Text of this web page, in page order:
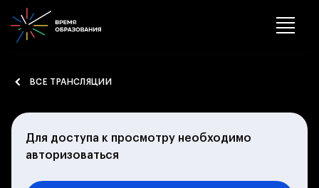
ВСЕ ТРАНСЛЯЦИИ
Для доступа к просмотру необходимо
авторизоваться